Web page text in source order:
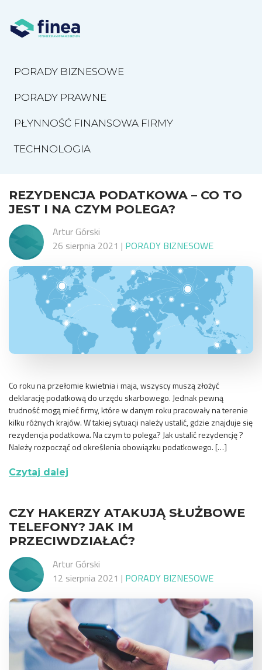
PORADY BIZNESOWE
PORADY PRAWNE
PŁYNNOŚĆ FINANSOWA FIRMY
TECHNOLOGIA
REZYDENCJA PODATKOWA – CO TO
JEST I NA CZYM POLEGA?
Artur Górski
26 sierpnia 2021 | PORADY BIZNESOWE
Co roku na przełomie kwietnia i maja, wszyscy muszą złożyć
deklarację podatkową do urzędu skarbowego. Jednak pewną
trudność mogą mieć firmy, które w danym roku pracowały na terenie
kilku różnych krajów. W takiej sytuacji należy ustalić, gdzie znajduje się
rezydencja podatkowa. Na czym to polega? Jak ustalić rezydencję ?
Należy rozpocząć od określenia obowiązku podatkowego. […]
Czytaj dalej
CZY HAKERZY ATAKUJĄ SŁUŻBOWE
TELEFONY? JAK IM
PRZECIWDZIAŁAĆ?
Artur Górski
12 sierpnia 2021 | PORADY BIZNESOWE